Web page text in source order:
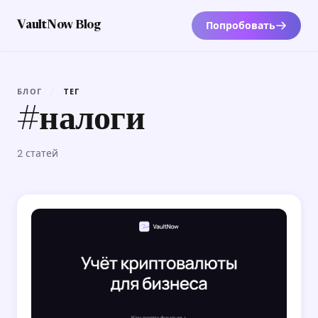
VaultNow Blog Попробовать
БЛОГ ТЕГ
#налоги
2 статей